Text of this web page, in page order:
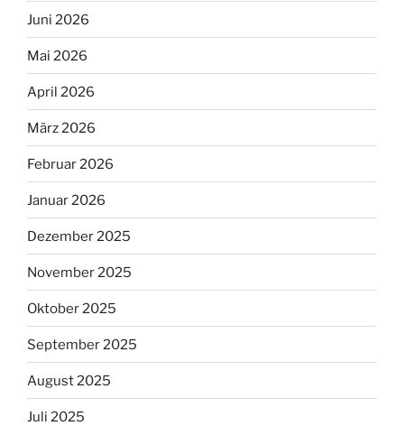
Juni 2026
Mai 2026
April 2026
März 2026
Februar 2026
Januar 2026
Dezember 2025
November 2025
Oktober 2025
September 2025
August 2025
Juli 2025